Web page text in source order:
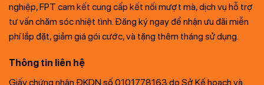
nghiệp, FPT cam kết cung cấp kết nối mượt mà, dịch vụ hỗ trợ
tư vấn chăm sóc nhiệt tình. Đăng ký ngay để nhận ưu đãi miễn
phí lắp đặt, giảm giá gói cước, và tặng thêm tháng sử dụng.
Thông tin liên hệ
Giấy chứng nhận ĐKDN số 0101778163 do Sở Kế hoạch và